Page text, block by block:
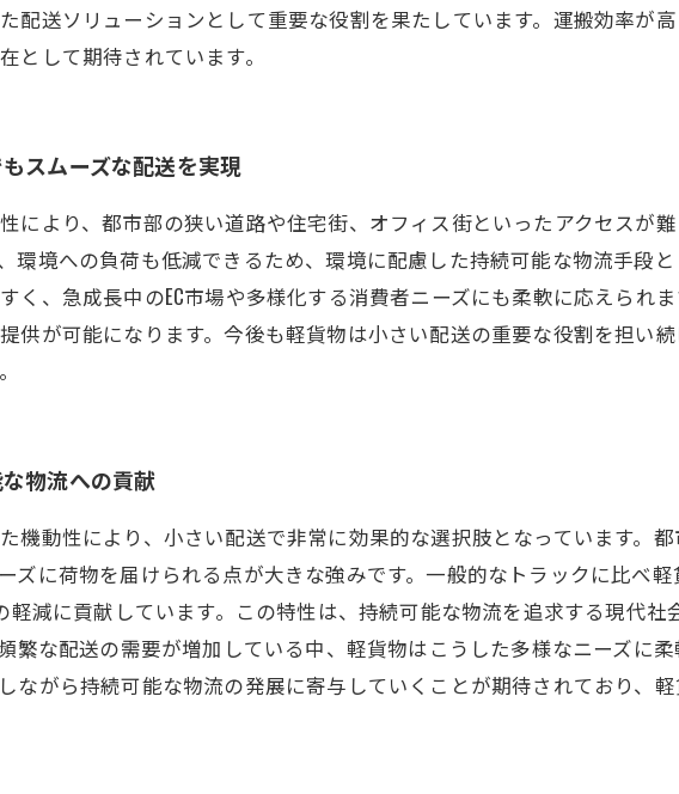
配送ソリューションとして重要な役割を果たしています。運搬効率が
として期待されています。
スムーズな配送を実現
により、都市部の狭い道路や住宅街、オフィス街といったアクセスが
環境への負荷も低減できるため、環境に配慮した持続可能な物流手段
く、急成長中のEC市場や多様化する消費者ニーズにも柔軟に応えられ
供が可能になります。今後も軽貨物は小さい配送の重要な役割を担い
物流への貢献
機動性により、小さい配送で非常に効果的な選択肢となっています。
ズに荷物を届けられる点が大きな強みです。一般的なトラックに比べ
軽減に貢献しています。この特性は、持続可能な物流を追求する現代
繁な配送の需要が増加している中、軽貨物はこうした多様なニーズに
ながら持続可能な物流の発展に寄与していくことが期待されており、